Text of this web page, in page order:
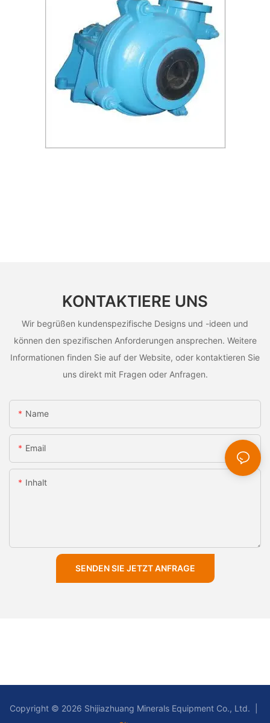
KONTAKTIERE UNS
Wir begrüßen kundenspezifische Designs und -ideen und
können den spezifischen Anforderungen ansprechen. Weitere
Informationen finden Sie auf der Website, oder kontaktieren Sie
uns direkt mit Fragen oder Anfragen.
Name
Email
Inhalt
SENDEN SIE JETZT ANFRAGE
Copyright © 2026 Shijiazhuang Minerals Equipment Co., Ltd. |